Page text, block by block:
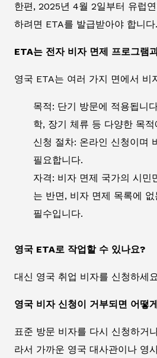
한편, 2025년 4월 2일부터 유럽
하려면 ETA를 발급받아야 합니다.
ETA는 전자 비자 면제 프로그램
영국 ETA는 여러 가지 면에서 비
목적: 단기 방문에 적용됩니
학, 장기 체류 등 다양한 목
신청 절차: 온라인 신청이며
필요합니다.
자격: 비자 면제 국가의 시민
는 반면, 비자 면제 목록에
필수입니다.
영국 ETA로 작업할 수 있나요?
대신 영국 취업 비자를 신청하세
영국 비자 신청이 거부되면 어떻
표준 방문 비자를 다시 신청하거
라서 가까운 영국 대사관이나 영